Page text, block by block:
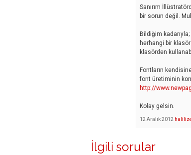
Sanırım
bir sorun değil.
Bildiğim
herhangi bir
klasörden
Fontların
font üretiminin
http://
Kolay gelsin.
12 Aralık 2012
İlgili sorular